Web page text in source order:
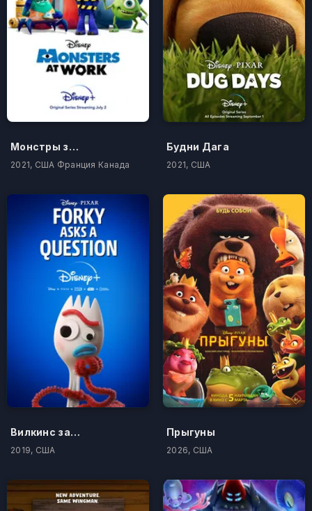
Монстры за работой
2021, США Франция Канада
Будни Дага
2021, США
Вилкинс задаёт вопросы
2019, США
Прыгуны
2026, США